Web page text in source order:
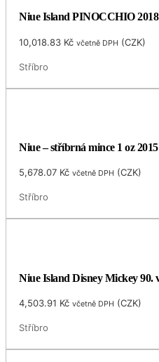
Niue Island PINOCCHIO
10,018.83 Kč včetně DPH (CZK)
Stříbro
Niue – stříbrná mince 1 oz
5,678.07 Kč včetně DPH (CZK)
Stříbro
Niue Island Disney Mickey 90.
4,503.91 Kč včetně DPH (CZK)
Stříbro